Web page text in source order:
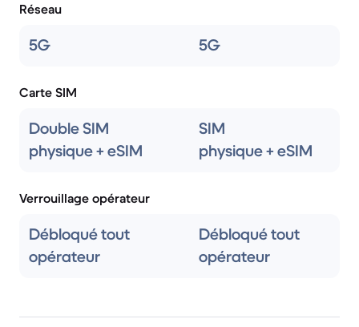
Réseau
5G 5G
Carte SIM
Double SIM
physique + eSIM
SIM
physique + eSIM
Verrouillage opérateur
Débloqué tout
opérateur
Débloqué tout
opérateur